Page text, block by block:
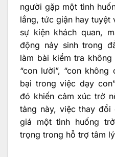
người gặp một tình
lắng, tức giận hay tuyệt
sự kiện khách quan,
động nảy sinh trong
làm bài kiểm tra
“con lười”, “con không
bại trong việc dạy
đó khiến cảm xúc trở
tảng này, việc thay đổi
giá một tình huống
trọng trong hỗ trợ tâm